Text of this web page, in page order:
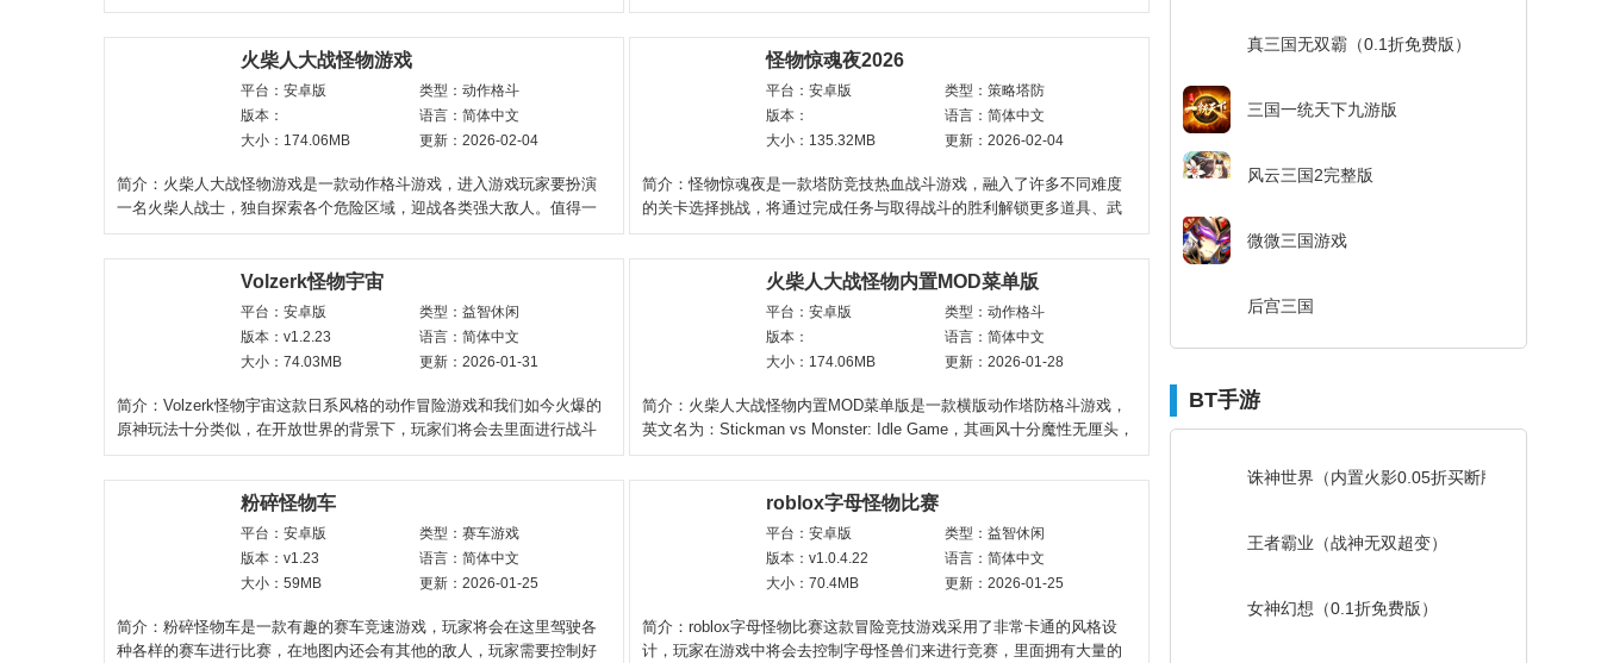
到毛骨悚然，采用第一
制与弹药管理，在武器
火柴人大战怪物游戏
平台：安卓版
类型：动作格斗
版本：
语言：简体中文
大小：174.06MB
更新：2026-02-04
简介：火柴人大战怪物游戏是一款动作格斗游戏，进入游戏玩家要扮演
一名火柴人战士，独自探索各个危险区域，迎战各类强大敌人。值得一
提的是，角色可以通过
怪物惊魂夜2026
平台：安卓版
类型：策略塔防
版本：
语言：简体中文
大小：135.32MB
更新：2026-02-04
简介：怪物惊魂夜是一款塔防竞技热血战斗游戏，融入了许多不同难度
的关卡选择挑战，将通过完成任务与取得战斗的胜利解锁更多道具、武
器、资源等进行布
Volzerk怪物宇宙
平台：安卓版
类型：益智休闲
版本：v1.2.23
语言：简体中文
大小：74.03MB
更新：2026-01-31
简介：Volzerk怪物宇宙这款日系风格的动作冒险游戏和我们如今火爆的
原神玩法十分类似，在开放世界的背景下，玩家们将会去里面进行战斗
冒险，招募各种实
火柴人大战怪物内置MOD菜单版
平台：安卓版
类型：动作格斗
版本：
语言：简体中文
大小：174.06MB
更新：2026-01-28
简介：火柴人大战怪物内置MOD菜单版是一款横版动作塔防格斗游戏，
英文名为：Stickman vs Monster: Idle Game，其画风十分魔性无厘头，
玩家将化身为手持光
粉碎怪物车
平台：安卓版
类型：赛车游戏
版本：v1.23
语言：简体中文
大小：59MB
更新：2026-01-25
简介：粉碎怪物车是一款有趣的赛车竞速游戏，玩家将会在这里驾驶各
种各样的赛车进行比赛，在地图内还会有其他的敌人，玩家需要控制好
roblox字母怪物比赛
平台：安卓版
类型：益智休闲
版本：v1.0.4.22
语言：简体中文
大小：70.4MB
更新：2026-01-25
简介：roblox字母怪物比赛这款冒险竞技游戏采用了非常卡通的风格设
计，玩家在游戏中将会去控制字母怪兽们来进行竞赛，里面拥有大量的
真三国无双霸（0.1折免费版）
三国一统天下九游版
风云三国2完整版
微微三国游戏
后宫三国
BT手游
诛神世界（内置火影0.05折买断版）
王者霸业（战神无双超变）
女神幻想（0.1折免费版）